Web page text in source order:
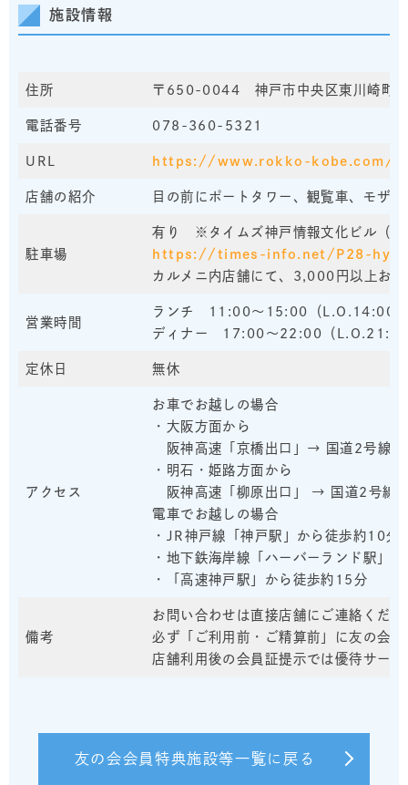
施設情報
住所 〒650-0044 神戸市中央区東川崎町1
電話番号 078-360-5321
URL https://www.rokko-kobe.com/
店舗の紹介 目の前にポートタワー、観覧車、モザ
駐車場
有り ※タイムズ神戸情報文化ビル（有
https://times-info.net/P28-
カルメニ内店舗にて、3,000円以上お
営業時間
ランチ 11:00～15:00（L.O.14:00
ディナー 17:00～22:00（
定休日 無休
アクセス
お車でお越しの場合
・大阪方面から
阪神高速「京橋出口」→ 国道2号線
・明石・姫路方面から
阪神高速「柳原出口」 → 国道2号線
電車でお越しの場合
・JR神戸線「神戸駅」から徒歩約10分
・地下鉄海岸線「ハーバーランド駅」
・「高速神戸駅」から徒歩約15分
備考
お問い合わせは直接店舗にご連絡くだ
必ず「ご利用前・ご精算前」に友の会
店舗利用後の会員証提示では優待サー
友の会会員特典施設等一覧に戻る